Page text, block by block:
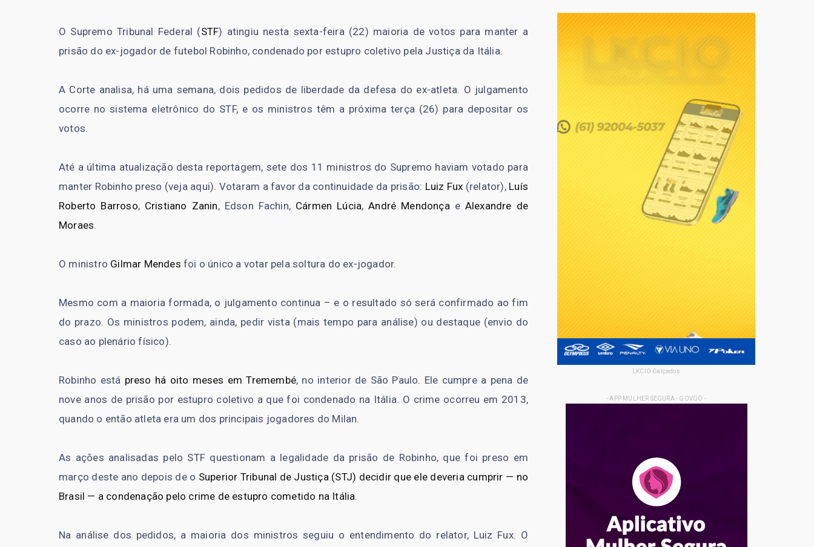
O Supremo Tribunal Federal (STF) atingiu nesta sexta-feira (22) maioria de votos para manter a
prisão do ex-jogador de futebol Robinho, condenado por estupro coletivo pela Justiça da Itália.
A Corte analisa, há uma semana, dois pedidos de liberdade da defesa do ex-atleta. O julgamento
ocorre no sistema eletrônico do STF, e os ministros têm a próxima terça (26) para depositar os
votos.
Até a última atualização desta reportagem, sete dos 11 ministros do Supremo haviam votado para
manter Robinho preso (veja aqui). Votaram a favor da continuidade da prisão: Luiz Fux (relator), Luís
Roberto Barroso, Cristiano Zanin, Edson Fachin, Cármen Lúcia,André Mendonçae Alexandre de
Moraes.
O ministro Gilmar Mendes foi o único a votar pela soltura do ex-jogador.
Mesmo com a maioria formada, o julgamento continua – e o resultado só será confirmado ao fim
do prazo. Os ministros podem, ainda, pedir vista (mais tempo para análise) ou destaque (envio do
caso ao plenário físico).
Robinho está preso há oito meses em Tremembé, no interior de São Paulo. Ele cumpre a pena de
nove anos de prisão por estupro coletivo a que foi condenado na Itália. O crime ocorreu em 2013,
quando o então atleta era um dos principais jogadores do Milan.
As ações analisadas pelo STF questionam a legalidade da prisão de Robinho, que foi preso em
março deste ano depois de o Superior Tribunal de Justiça (STJ) decidir que ele deveria cumprir — no
Brasil — a condenação pelo crime de estupro cometido na Itália.
Na análise dos pedidos, a maioria dos ministros seguiu o entendimento do relator, Luiz Fux. O
LKCIO Calçados
- APP MULHER SEGURA - GOVGO -